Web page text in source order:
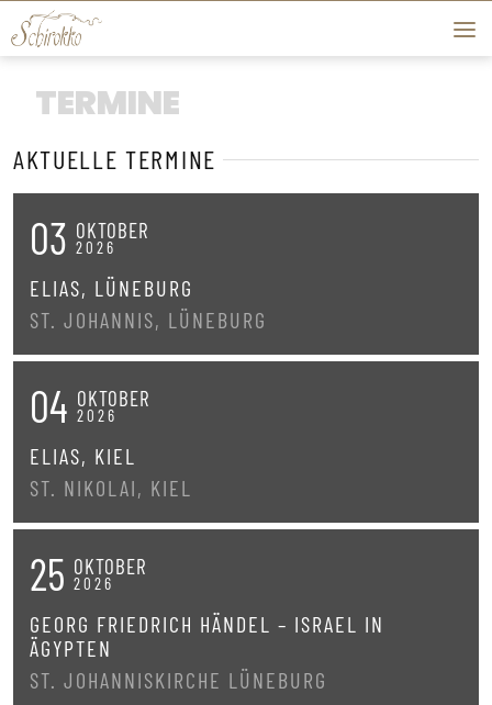
Skip to content
TERMINE
AKTUELLE TERMINE
03 OKTOBER
2026
ELIAS, LÜNEBURG
ST. JOHANNIS, LÜNEBURG
04 OKTOBER
2026
ELIAS, KIEL
ST. NIKOLAI, KIEL
25 OKTOBER
2026
GEORG FRIEDRICH HÄNDEL – ISRAEL IN
ÄGYPTEN
ST. JOHANNISKIRCHE LÜNEBURG